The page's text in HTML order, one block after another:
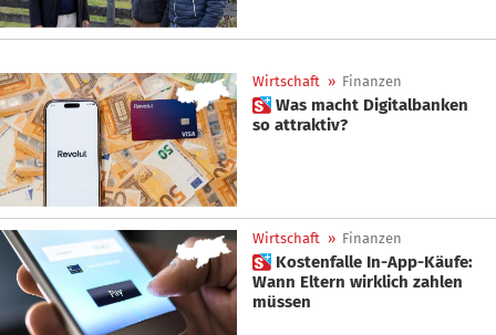
Wirtschaft » Finanzen
 Was macht Digitalbanken
so attraktiv?
Wirtschaft » Finanzen
 Kostenfalle In-App-Käufe:
Wann Eltern wirklich zahlen
müssen